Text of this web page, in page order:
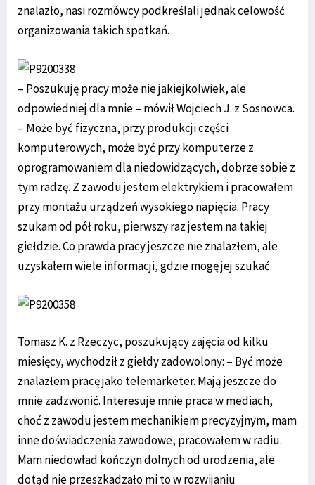
znalazło, nasi rozmówcy podkreślali jednak celowość
organizowania takich spotkań.
– Poszukuję pracy może nie jakiejkolwiek, ale
odpowiedniej dla mnie – mówił Wojciech J. z Sosnowca.
– Może być fizyczna, przy produkcji części
komputerowych, może być przy komputerze z
oprogramowaniem dla niedowidzących, dobrze sobie z
tym radzę. Z zawodu jestem elektrykiem i pracowałem
przy montażu urządzeń wysokiego napięcia. Pracy
szukam od pół roku, pierwszy raz jestem na takiej
giełdzie. Co prawda pracy jeszcze nie znalazłem, ale
uzyskałem wiele informacji, gdzie mogę jej szukać.
Tomasz K. z Rzeczyc, poszukujący zajęcia od kilku
miesięcy, wychodził z giełdy zadowolony: – Być może
znalazłem pracę jako telemarketer. Mają jeszcze do
mnie zadzwonić. Interesuje mnie praca w mediach,
choć z zawodu jestem mechanikiem precyzyjnym, mam
inne doświadczenia zawodowe, pracowałem w radiu.
Mam niedowład kończyn dolnych od urodzenia, ale
dotąd nie przeszkadzało mi to w rozwijaniu